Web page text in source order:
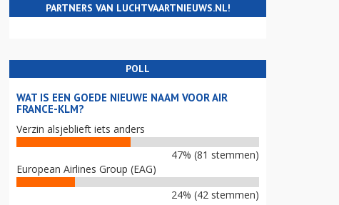
PARTNERS VAN LUCHTVAARTNIEUWS.NL!
POLL
WAT IS EEN GOEDE NIEUWE NAAM VOOR AIR
FRANCE-KLM?
Verzin alsjeblieft iets anders
47% (81 stemmen)
European Airlines Group (EAG)
24% (42 stemmen)